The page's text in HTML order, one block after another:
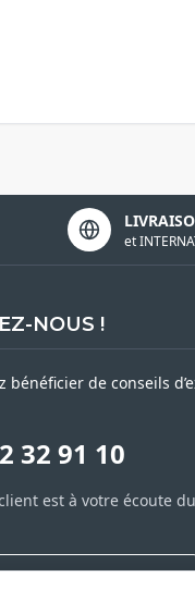
et
NOUS !
bénéficier de conseils
32 91 10
est à votre écoute
PAR MESSAGE